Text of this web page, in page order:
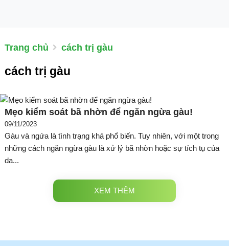
Trang chủ cách trị gàu
cách trị gàu
Mẹo kiểm soát bã nhờn để ngăn ngừa gàu!
09/11/2023
Gàu và ngứa là tình trạng khá phổ biến. Tuy nhiên, với một trong
những cách ngăn ngừa gàu là xử lý bã nhờn hoặc sự tích tụ của
da...
XEM THÊM